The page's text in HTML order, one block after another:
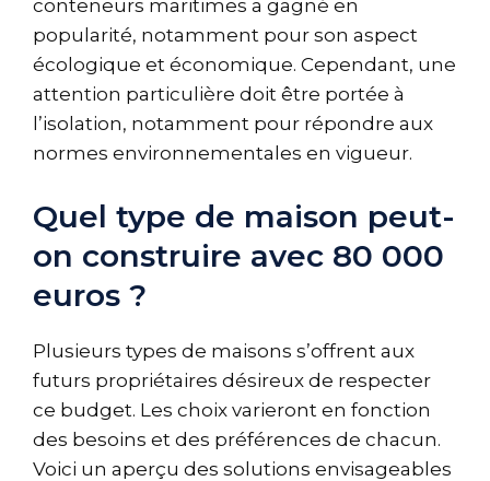
conteneurs maritimes a gagné en
popularité, notamment pour son aspect
écologique et économique. Cependant, une
attention particulière doit être portée à
l’isolation, notamment pour répondre aux
normes environnementales en vigueur.
Quel type de maison peut-
on construire avec 80 000
euros ?
Plusieurs types de maisons s’offrent aux
futurs propriétaires désireux de respecter
ce budget. Les choix varieront en fonction
des besoins et des préférences de chacun.
Voici un aperçu des solutions envisageables